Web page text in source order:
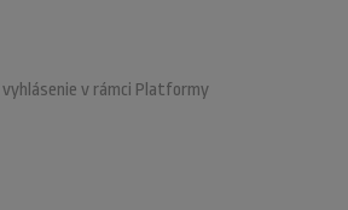
v rámci Platformy